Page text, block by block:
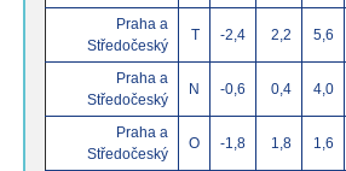
Praha a
Středočeský
T -2,4 2,2 5,6
Praha a
Středočeský
N -0,6 0,4 4,0
Praha a
Středočeský
O -1,8 1,8 1,6